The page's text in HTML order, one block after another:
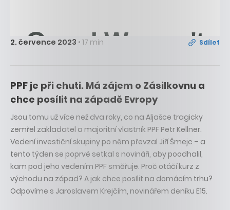
2. července 2023 • 17 min Sdílet
PPF je při chuti. Má zájem o Zásilkovnu a
chce posílit na západě Evropy
Jsou tomu už více než dva roky, co na Aljašce tragicky
zemřel zakladatel a majoritní vlastník PPF Petr Kellner.
Vedení investiční skupiny po něm převzal Jiří Šmejc – a
tento týden se poprvé setkal s novináři, aby poodhalil,
kam pod jeho vedením PPF směřuje. Proč otáčí kurz z
východu na západ? A jak chce posílit na domácím trhu?
Odpovíme s Jaroslavem Krejčím, novinářem deníku E15.